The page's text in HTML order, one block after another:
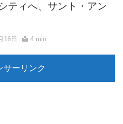
ティへ、サント・アン
16日 4 min
サーリンク